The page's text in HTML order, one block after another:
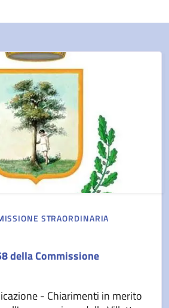
STRAORDINARIA
della Commissione
- Chiarimenti in merito